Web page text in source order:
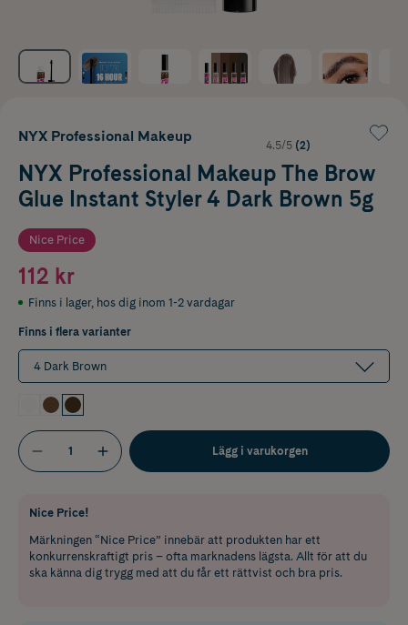
NYX Professional Makeup
4.5/5 (2)
NYX Professional Makeup The Brow
Glue Instant Styler 4 Dark Brown 5g
Nice Price
112 kr
Finns i lager, hos dig inom 1-2 vardagar
Finns i flera varianter
4 Dark Brown
Lägg i varukorgen
Nice Price!
Märkningen “Nice Price” innebär att produkten har ett
konkurrenskraftigt pris – ofta marknadens lägsta. Allt för att du
ska känna dig trygg med att du får ett rättvist och bra pris.